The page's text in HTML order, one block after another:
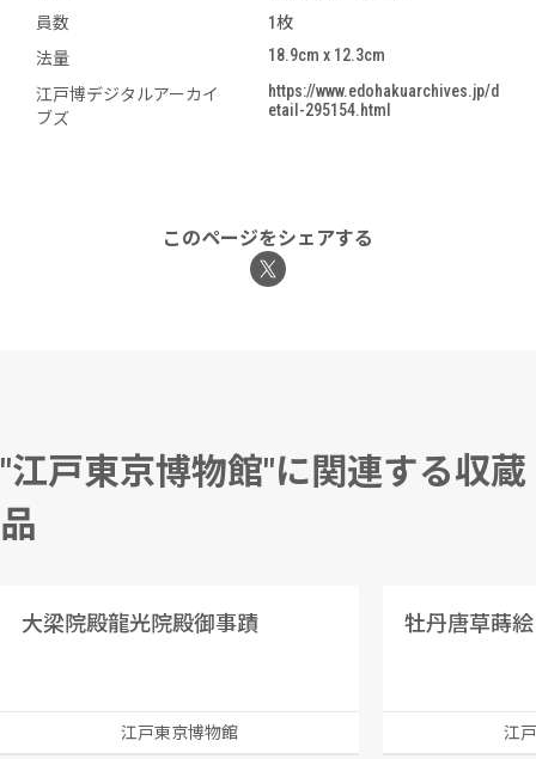
員数
1枚
法量
18.9cm x 12.3cm
江戸博デジタルアーカイ
ブズ
https://www.edohakuarchives.jp/d
etail-295154.html
このページをシェアする
"江戸東京博物館"に関連する収蔵
品
大梁院殿龍光院殿御事蹟
江戸東京博物館
牡丹唐草蒔
江